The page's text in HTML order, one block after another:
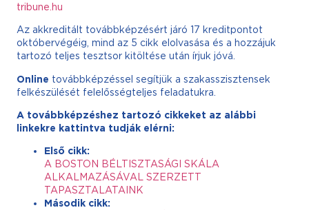
tribune.hu
Az akkreditált továbbképzésért járó 17 kreditpontot
októbervégéig, mind az 5 cikk elolvasása és a hozzájuk
tartozó teljes tesztsor kitöltése után írjuk jóvá.
Online továbbképzéssel segítjük a szakasszisztensek
felkészülését felelősségteljes feladatukra.
A továbbképzéshez tartozó cikkeket az alábbi
linkekre kattintva tudják elérni:
Első cikk:
A BOSTON BÉLTISZTASÁGI SKÁLA
ALKALMAZÁSÁVAL SZERZETT
TAPASZTALATAINK
Második cikk: